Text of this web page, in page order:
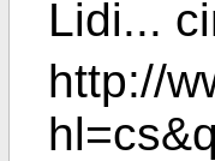
Lidi...
http://